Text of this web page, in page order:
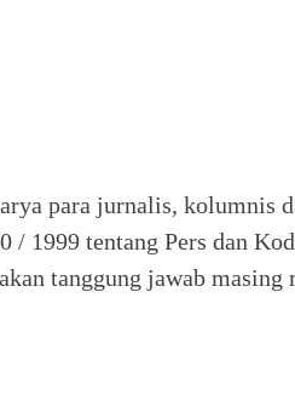
para jurnalis, kolumnis
/ 1999 tentang Pers dan
tanggung jawab masing